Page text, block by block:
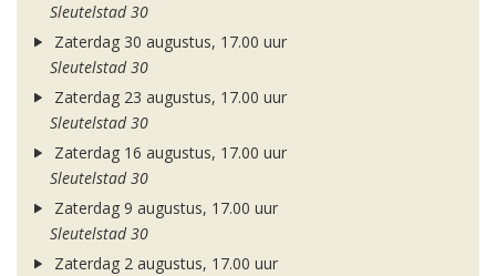
Sleutelstad 30
Zaterdag 30 augustus, 17.00 uur
Sleutelstad 30
Zaterdag 23 augustus, 17.00 uur
Sleutelstad 30
Zaterdag 16 augustus, 17.00 uur
Sleutelstad 30
Zaterdag 9 augustus, 17.00 uur
Sleutelstad 30
Zaterdag 2 augustus, 17.00 uur